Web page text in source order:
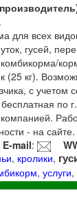
для всех
гусей,
(25 кг).
с учетом
по
- на сайте.
E-mail:
, кролики,
,услуги,